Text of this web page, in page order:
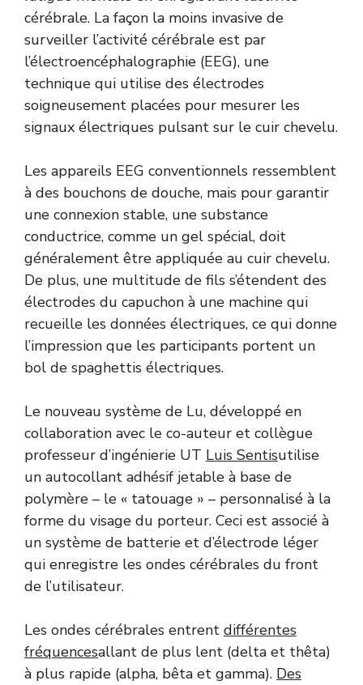
cérébrale. La façon la moins invasive de
surveiller l’activité cérébrale est par
l’électroencéphalographie (EEG), une
technique qui utilise des électrodes
soigneusement placées pour mesurer les
signaux électriques pulsant sur le cuir chevelu.
Les appareils EEG conventionnels ressemblent
à des bouchons de douche, mais pour garantir
une connexion stable, une substance
conductrice, comme un gel spécial, doit
généralement être appliquée au cuir chevelu.
De plus, une multitude de fils s’étendent des
électrodes du capuchon à une machine qui
recueille les données électriques, ce qui donne
l’impression que les participants portent un
bol de spaghettis électriques.
Le nouveau système de Lu, développé en
collaboration avec le co-auteur et collègue
professeur d’ingénierie UT Luis Sentisutilise
un autocollant adhésif jetable à base de
polymère – le « tatouage » – personnalisé à la
forme du visage du porteur. Ceci est associé à
un système de batterie et d’électrode léger
qui enregistre les ondes cérébrales du front
de l’utilisateur.
Les ondes cérébrales entrent différentes
fréquencesallant de plus lent (delta et thêta)
à plus rapide (alpha, bêta et gamma). Des